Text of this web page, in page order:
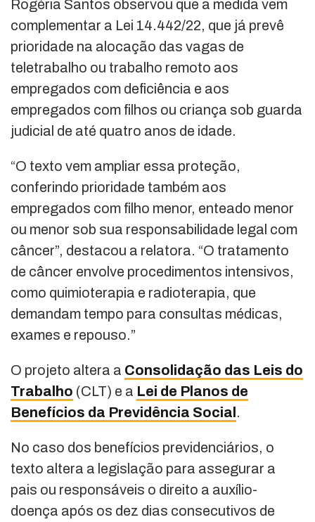
Rogéria Santos observou que a medida vem
complementar a Lei 14.442/22, que já prevê
prioridade na alocação das vagas de
teletrabalho ou trabalho remoto aos
empregados com deficiência e aos
empregados com filhos ou criança sob guarda
judicial de até quatro anos de idade.
“O texto vem ampliar essa proteção,
conferindo prioridade também aos
empregados com filho menor, enteado menor
ou menor sob sua responsabilidade legal com
câncer”, destacou a relatora. “O tratamento
de câncer envolve procedimentos intensivos,
como quimioterapia e radioterapia, que
demandam tempo para consultas médicas,
exames e repouso.”
O projeto altera a Consolidação das Leis do
Trabalho (CLT) e a Lei de Planos de
Benefícios da Previdência Social .
No caso dos benefícios previdenciários, o
texto altera a legislação para assegurar a
pais ou responsáveis o direito a auxílio-
doença após os dez dias consecutivos de